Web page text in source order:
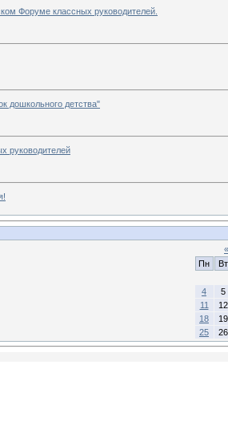
Форуме классных руководителей.
дошкольного детства"
руководителей
«
Пн
Вт
4
5
11
12
18
19
25
26